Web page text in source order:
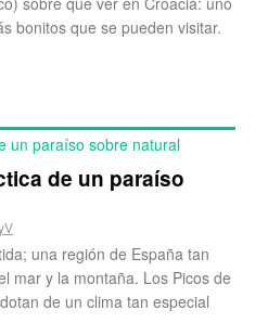
bonitos que se pueden visitar.
de un paraíso
una región de España tan
mar y la montaña. Los Picos de
de un clima tan especial